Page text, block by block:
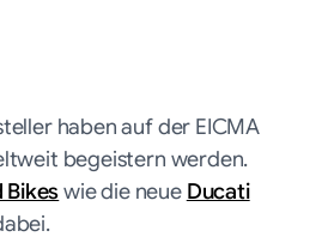
haben auf der EICMA
begeistern werden.
wie die neueDucati